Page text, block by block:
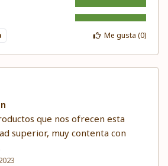
Me gusta (0)
que nos ofrecen esta
superior, muy contenta con